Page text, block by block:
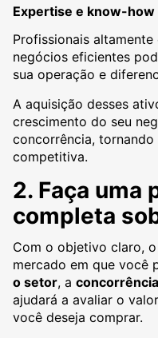
Expertise e know-how
Profissionais
negócios eficientes
sua operação e
A aquisição desses
crescimento do seu
concorrência, tornando
competitiva.
2. Faça uma
completa
Com o objetivo claro,
mercado em que você
o setor, a concorrência
ajudará a avaliar o
você deseja comprar.